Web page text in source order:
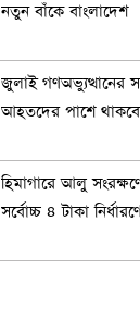
নতুন বাঁকে বাংলাদেশ
জুলাই গণঅভ্যুত্থানের
আহতদের পাশে থাকবে
হিমাগারে আলু
সর্বোচ্চ ৪ টাকা